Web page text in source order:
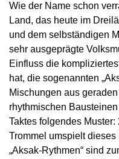
Wie der Name schon
Land, das heute im
und dem selbständigen
sehr ausgeprägte
Einfluss die
hat, die sogenannten
Mischungen aus
rhythmischen
Taktes folgendes Muster:
Trommel umspielt
„Aksak-Rythmen“ sind